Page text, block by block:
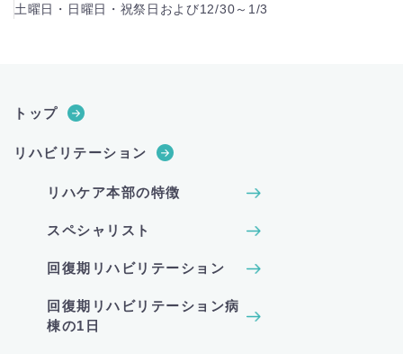
土曜日・日曜日・祝祭日および12/30～1/3
トップ
リハビリテーション
リハケア本部の特徴
スペシャリスト
回復期リハビリテーション
回復期リハビリテーション病
棟の1日